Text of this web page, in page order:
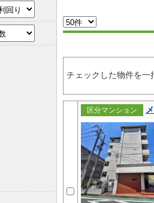
チェックした物件を一
区分マンション